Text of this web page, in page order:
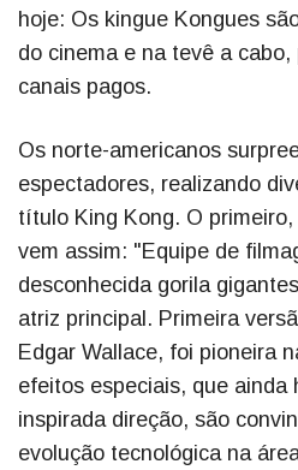
hoje: Os kingue Kongues
do cinema e na tevê a
canais pagos.
Os norte-americanos
espectadores, realizando
título King Kong. O
vem assim: "Equipe de
desconhecida gorila
atriz principal. Primeira
Edgar Wallace, foi pioneira
efeitos especiais, que ainda
inspirada direção, são
evolução tecnológica na